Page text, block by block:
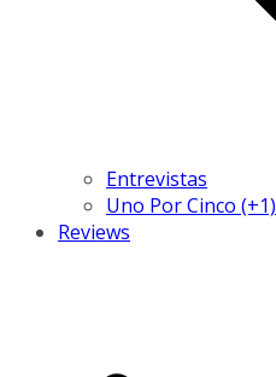
Entrevistas
Uno Por Cinco (+1)
Reviews